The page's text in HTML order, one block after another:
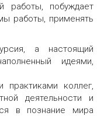
работы, побуждает
работы, применять
а настоящий
идеями,
коллег,
деятельности и
в познание мира